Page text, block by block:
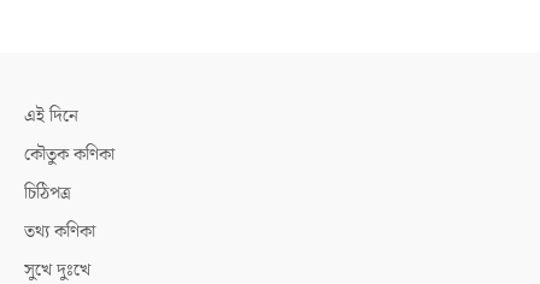
এই দিনে
কৌতুক কণিকা
চিঠিপত্র
তথ্য কণিকা
সুখে দুঃখে